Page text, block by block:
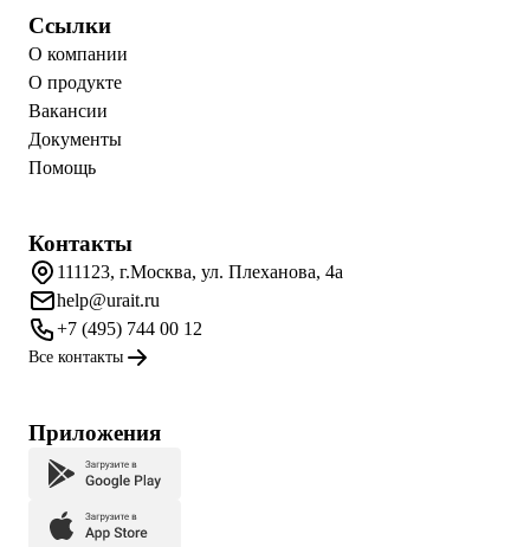
Ссылки
О компании
О продукте
Вакансии
Документы
Помощь
Контакты
111123, г.Москва, ул. Плеханова, 4а
help@urait.ru
+7 (495) 744 00 12
Все контакты
Приложения